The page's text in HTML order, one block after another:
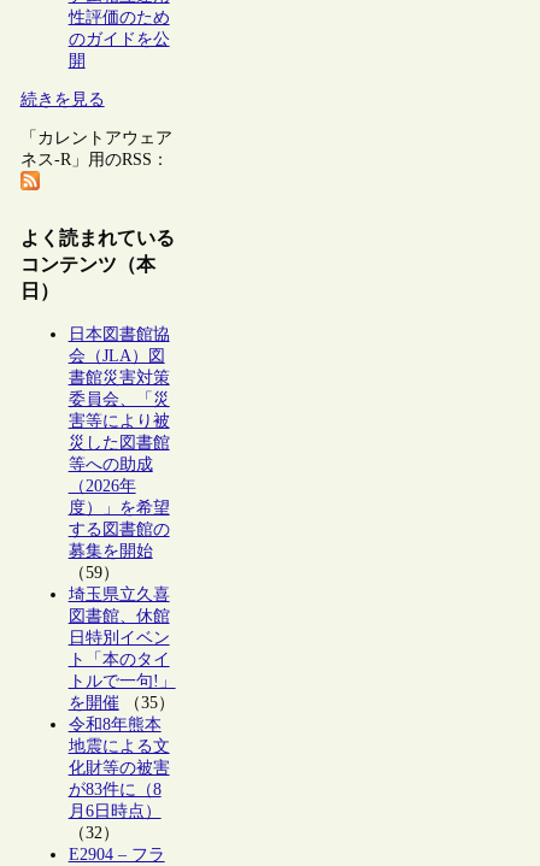
性評価のため
のガイドを公
開
続きを見る
「カレントアウェア
ネス-R」用のRSS：
よく読まれている
コンテンツ（本
日）
日本図書館協
会（JLA）図
書館災害対策
委員会、「災
害等により被
災した図書館
等への助成
（2026年
度）」を希望
する図書館の
募集を開始
（59）
埼玉県立久喜
図書館、休館
日特別イベン
ト「本のタイ
トルで一句!」
を開催（35）
令和8年熊本
地震による文
化財等の被害
が83件に（8
月6日時点）
（32）
E2904 – フラ